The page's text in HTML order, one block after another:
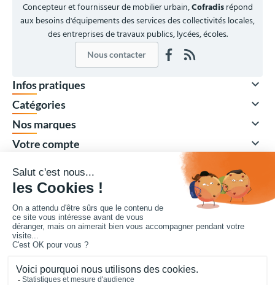
Concepteur et fournisseur de mobilier urbain,Cofradisrépond
aux besoins d'équipements des services des collectivités locales,
des entreprises de travaux publics, lycées, écoles.
Nous contacter
Infos pratiques 
Catégories 
Nos marques 
Votre compte 
Vos achats collectivités en ligne sécurisés 7 J/7